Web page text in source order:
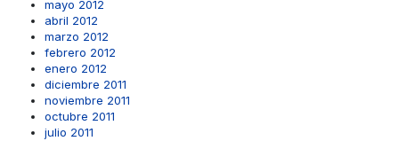
mayo 2012
abril 2012
marzo 2012
febrero 2012
enero 2012
diciembre 2011
noviembre 2011
octubre 2011
julio 2011